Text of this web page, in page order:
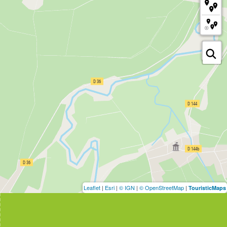
Leaflet | Esri | © IGN | © OpenStreetMap | TouristicMaps